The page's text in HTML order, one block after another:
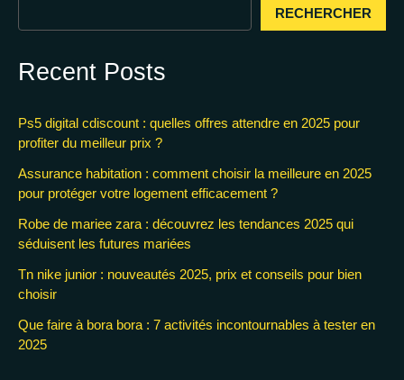
RECHERCHER
Recent Posts
Ps5 digital cdiscount : quelles offres attendre en 2025 pour
profiter du meilleur prix ?
Assurance habitation : comment choisir la meilleure en 2025
pour protéger votre logement efficacement ?
Robe de mariee zara : découvrez les tendances 2025 qui
séduisent les futures mariées
Tn nike junior : nouveautés 2025, prix et conseils pour bien
choisir
Que faire à bora bora : 7 activités incontournables à tester en
2025